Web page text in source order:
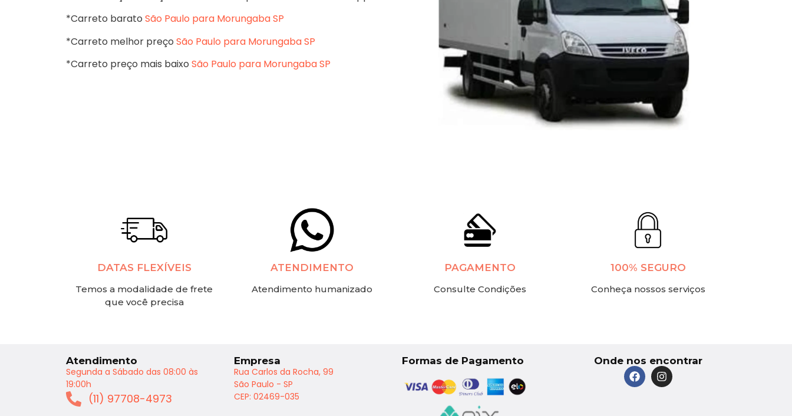
*Carreto barato São Paulo para Morungaba SP
*Carreto melhor preço São Paulo para Morungaba SP
*Carreto preço mais baixo São Paulo para Morungaba SP
DATAS FLEXÍVEIS
Temos a modalidade de frete
que você precisa
ATENDIMENTO
Atendimento humanizado
PAGAMENTO
Consulte Condições
100% SEGURO
Conheça nossos serviços
Atendimento
Segunda a Sábado das 08:00 às
19:00h
(11) 97708-4973
Empresa
Rua Carlos da Rocha, 99
São Paulo - SP
CEP: 02469-035
Formas de Pagamento Onde nos encontrar